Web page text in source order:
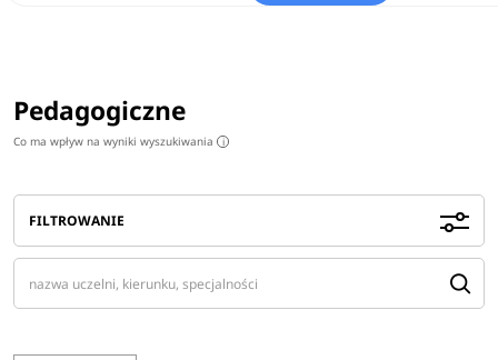
Pedagogiczne
Co ma wpływ na wyniki wyszukiwania i
FILTROWANIE